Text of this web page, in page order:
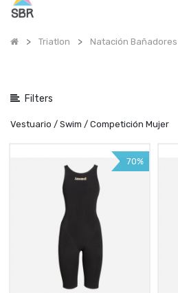
Triatlon Natación Bañadores
Filters
Vestuario / Swim / Competición Mujer
70%